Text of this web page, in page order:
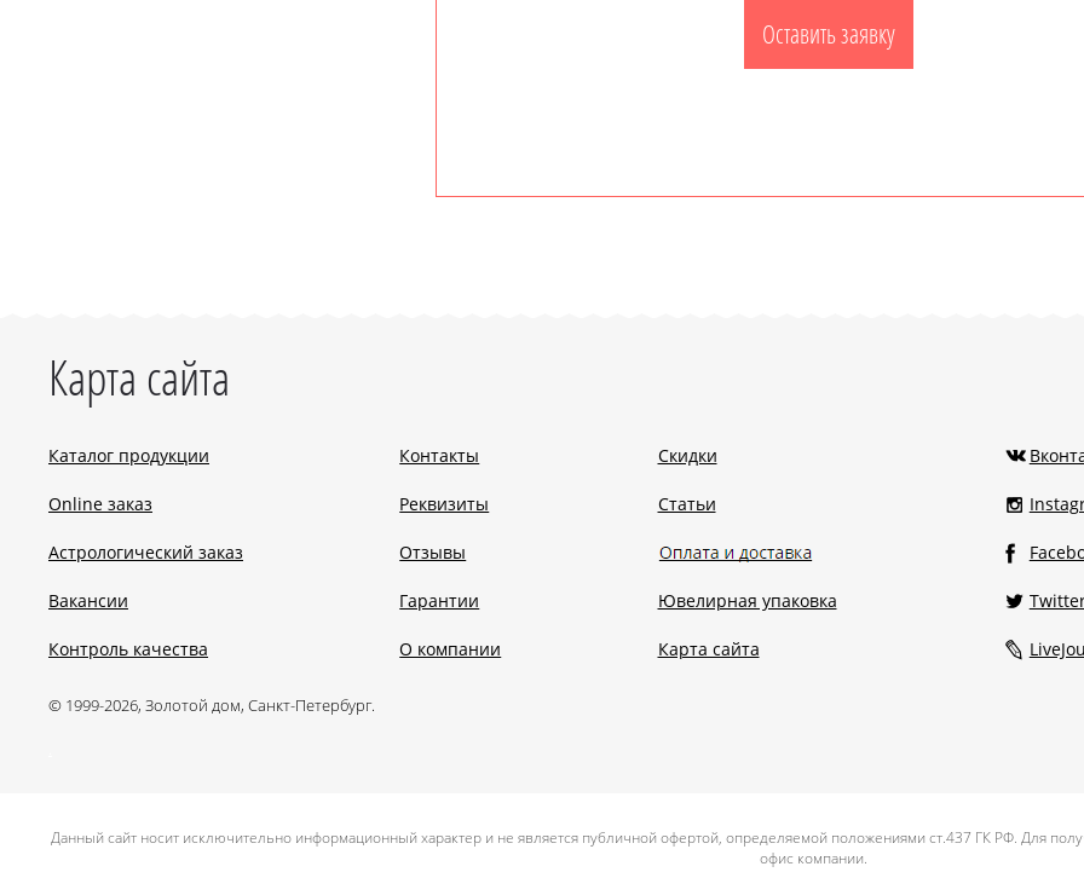
Карта сайта
Каталог продукции
Online заказ
Астрологический заказ
Вакансии
Контроль качества
Контакты
Реквизиты
Отзывы
Гарантии
О компании
Скидки
Статьи
Ювелирная упаковка
Карта сайта
© 1999-2026, Золотой дом, Санкт-Петербург.
Данный сайт носит исключительно информационный характер и не является публичной офертой, определяемой положениями ст.437 ГК РФ. Для
офис компании.